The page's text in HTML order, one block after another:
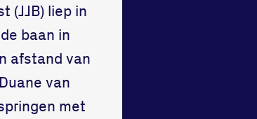
(JJB) liep in
baan in
afstand van
van
met